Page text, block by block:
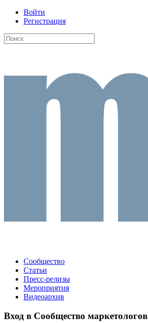
Войти
Регистрация
Сообщество
Статьи
Пресс-релизы
Мероприятия
Видеоархив
Вход в Сообщество маркетологов